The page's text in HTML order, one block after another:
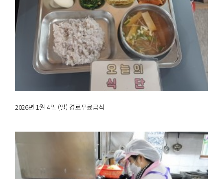
2026년 1월 4일 (일) 경로무료급식